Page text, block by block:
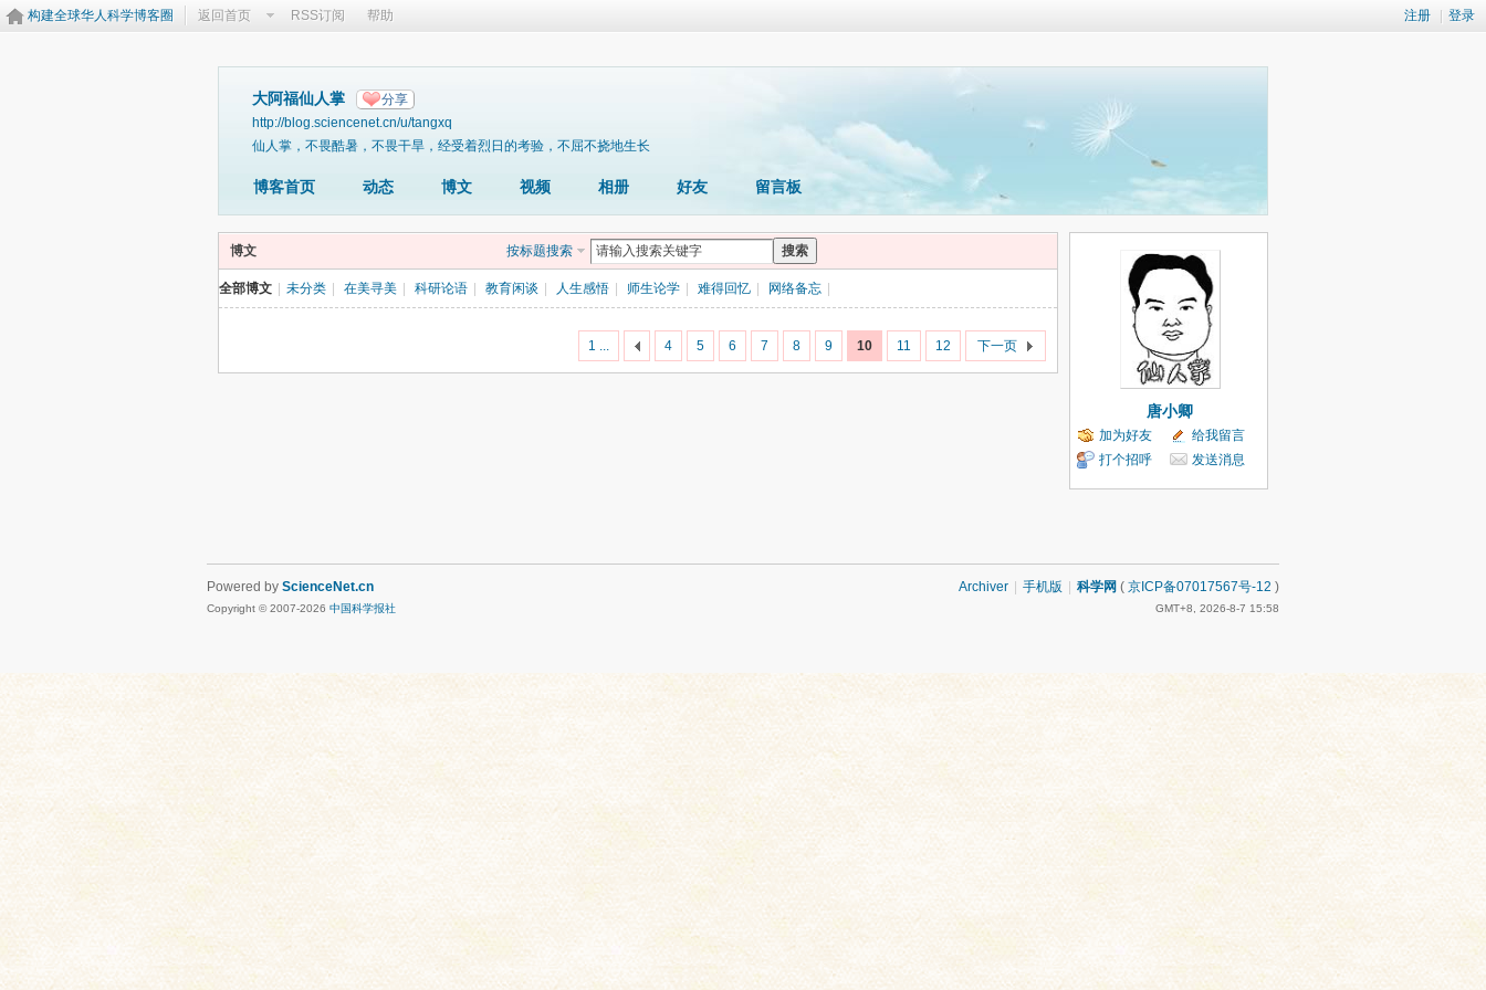
注册 登录
构建全球华人科学博客圈 返回首页 RSS订阅 帮助
大阿福仙人掌 分享
http://blog.sciencenet.cn/u/tangxq
仙人掌，不畏酷暑，不畏干旱，经受着烈日的考验，不屈不挠地生长
博客首页 动态 博文 视频 相册 好友 留言板
博文 按标题搜索 搜索
全部博文 未分类 在美寻美 科研论语 教育闲谈 人生感悟 师生论学 难得回忆 网络备忘
1 ... 4 5 6 7 8 9 10 11 12 下一页
唐小卿
加为好友
给我留言
打个招呼
发送消息
Archiver 手机版 科学网 ( 京ICP备07017567号-12 )
GMT+8, 2026-8-7 15:58
Powered by ScienceNet.cn
Copyright © 2007-2026 中国科学报社